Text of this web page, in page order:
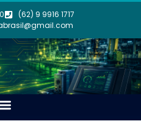
(62) 9 9916 1717